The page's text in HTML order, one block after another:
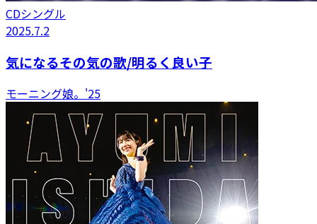
CDシングル
2025.7.2
気になるその気の歌/明るく良い子
モーニング娘。'25